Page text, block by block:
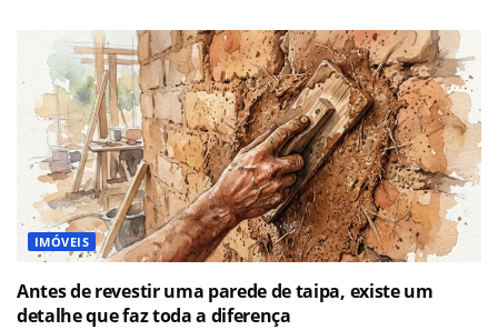
IMÓVEIS
Antes de revestir uma parede de taipa, existe um
detalhe que faz toda a diferença